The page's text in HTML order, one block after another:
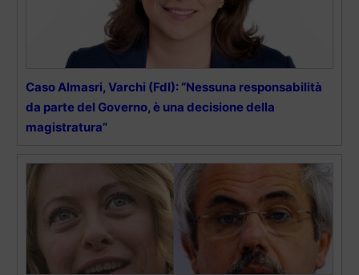
Caso Almasri, Varchi (FdI): “Nessuna responsabilità
da parte del Governo, è una decisione della
magistratura”